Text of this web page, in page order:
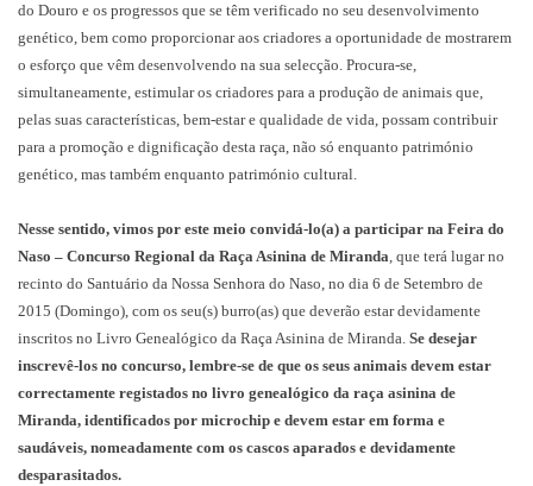
do Douro e os progressos que se têm verificado no seu desenvolvimento
genético, bem como proporcionar aos criadores a oportunidade de mostrarem
o esforço que vêm desenvolvendo na sua selecção. Procura-se,
simultaneamente, estimular os criadores para a produção de animais que,
pelas suas características, bem-estar e qualidade de vida, possam contribuir
para a promoção e dignificação desta raça, não só enquanto património
genético, mas também enquanto património cultural.
Nesse sentido, vimos por este meio convidá-lo(a) a participar na Feira do
Naso – Concurso Regional da Raça Asinina de Miranda, que terá lugar no
recinto do Santuário da Nossa Senhora do Naso, no dia 6 de Setembro de
2015 (Domingo), com os seu(s) burro(as) que deverão estar devidamente
inscritos no Livro Genealógico da Raça Asinina de Miranda. Se desejar
inscrevê-los no concurso, lembre-se de que os seus animais devem estar
correctamente registados no livro genealógico da raça asinina de
Miranda, identificados por microchip e devem estar em forma e
saudáveis, nomeadamente com os cascos aparados e devidamente
desparasitados.